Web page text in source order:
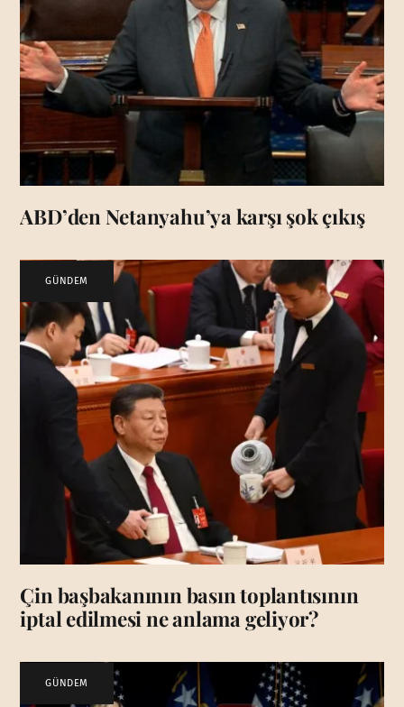
ABD’den Netanyahu’ya karşı şok çıkış
GÜNDEM
Çin başbakanının basın toplantısının
iptal edilmesi ne anlama geliyor?
GÜNDEM